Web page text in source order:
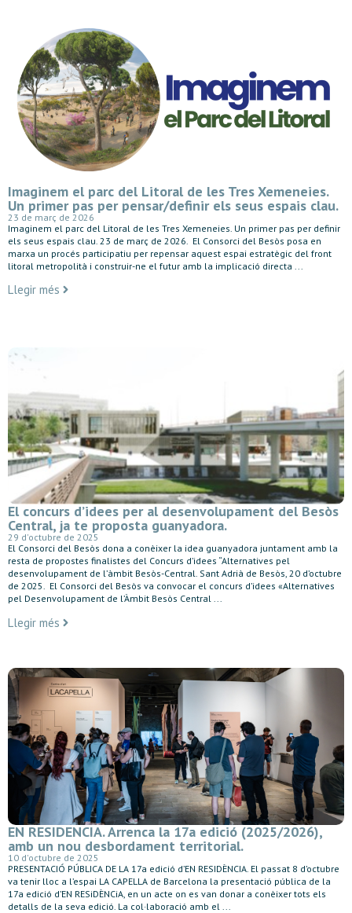
Imaginem el parc del Litoral de les Tres Xemeneies.
Un primer pas per pensar/definir els seus espais clau.
23 de març de 2026
Imaginem el parc del Litoral de les Tres Xemeneies. Un primer pas per definir
els seus espais clau. 23 de març de 2026. El Consorci del Besòs posa en
marxa un procés participatiu per repensar aquest espai estratègic del front
litoral metropolità i construir-ne el futur amb la implicació directa ...
Llegir més
El concurs d’idees per al desenvolupament del Besòs
Central, ja te proposta guanyadora.
29 d'octubre de 2025
El Consorci del Besòs dona a conèixer la idea guanyadora juntament amb la
resta de propostes finalistes del Concurs d’idees “Alternatives pel
desenvolupament de l’àmbit Besòs-Central. Sant Adrià de Besòs, 20 d’octubre
de 2025. El Consorci del Besòs va convocar el concurs d’idees «Alternatives
pel Desenvolupament de l’Àmbit Besòs Central ...
Llegir més
EN RESIDENCIA. Arrenca la 17a edició (2025/2026),
amb un nou desbordament territorial.
10 d'octubre de 2025
PRESENTACIÓ PÚBLICA DE LA 17a edició d’EN RESIDÈNCIA. El passat 8 d’octubre
va tenir lloc a l’espai LA CAPELLA de Barcelona la presentació pública de la
17a edició d’EN RESiDÈNCiA, en un acte on es van donar a conèixer tots els
detalls de la seva edició. La col·laboració amb el ...